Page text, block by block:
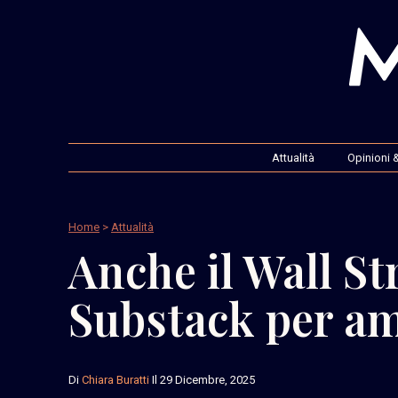
Attualità Opinioni
Home > Attualità
Anche il Wall
Substack per
Di Chiara Buratti Il 29 Dicembre, 2025